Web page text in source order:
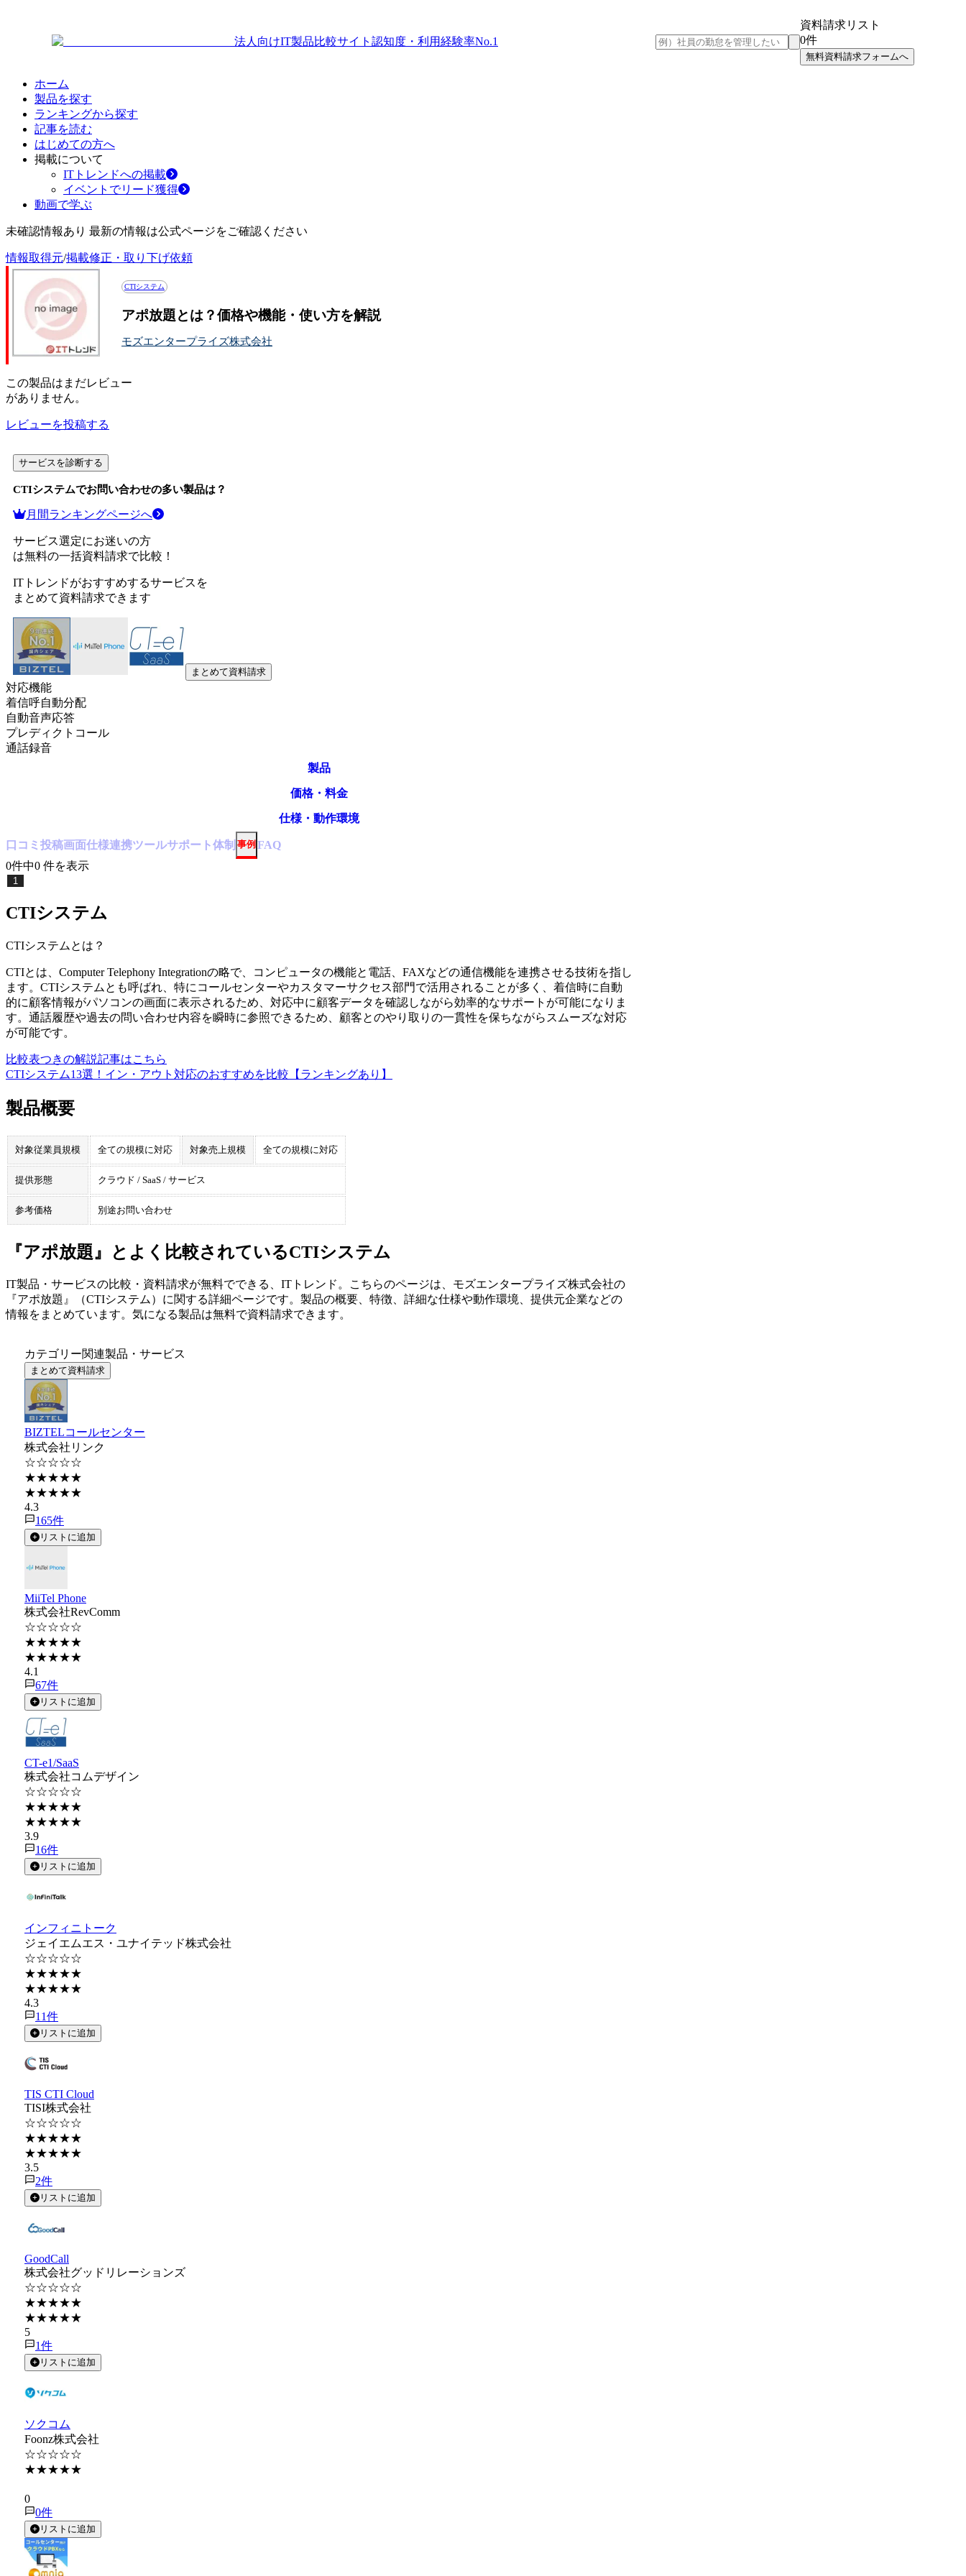
法人向けIT製品比較サイト 認知度・利用経験率No.1
資料請求リスト
0件
無料資料請求フォームへ
ホーム
製品を探す
ランキングから探す
記事を読む
はじめての方へ
掲載について
ITトレンドへの掲載
イベントでリード獲得
動画で学ぶ
未確認情報あり 最新の情報は公式ページをご確認ください
情報取得元/掲載修正・取り下げ依頼
CTIシステム
アポ放題とは？価格や機能・使い方を解説
モズエンタープライズ株式会社
この製品はまだレビュー
がありません。
レビューを投稿する
サービスを診断する
CTIシステムでお問い合わせの多い製品は？
月間ランキングページへ
サービス選定にお迷いの方
は無料の一括資料請求で比較！
ITトレンドがおすすめするサービスを
まとめて資料請求できます
まとめて資料請求
対応機能
着信呼自動分配
自動音声応答
プレディクトコール
通話録音
製品
価格・料金
仕様・動作環境
口コミ 投稿画面仕様連携ツールサポート体制 事例 FAQ
0件中0 件を表示
1
CTIシステム
CTIシステム とは？
CTIとは、Computer Telephony Integrationの略で、コンピュータの機能と電話、FAXなどの通信機能を連携させる技術を指し
ます。CTIシステムとも呼ばれ、特にコールセンターやカスタマーサクセス部門で活用されることが多く、着信時に自動
的に顧客情報がパソコンの画面に表示されるため、対応中に顧客データを確認しながら効率的なサポートが可能になりま
す。通話履歴や過去の問い合わせ内容を瞬時に参照できるため、顧客とのやり取りの一貫性を保ちながらスムーズな対応
が可能です。
比較表つきの解説記事はこちら
CTIシステム13選！イン・アウト対応のおすすめを比較【ランキングあり】
製品概要
対象従業員規模 全ての規模に対応 対象売上規模 全ての規模に対応
提供形態 クラウド / SaaS / サービス
参考価格 別途お問い合わせ
『アポ放題』とよく比較されているCTIシステム
IT製品・サービスの比較・資料請求が無料でできる、ITトレンド。こちらのページは、 モズエンタープライズ株式会社の
『アポ放題』（CTIシステム）に関する詳細ページです。製品の概要、特徴、詳細な仕様や動作環境、提供元企業などの
情報をまとめています。気になる製品は無料で資料請求できます。
カテゴリー関連製品・サービス
まとめて資料請求
BIZTELコールセンター
株式会社リンク
☆☆☆☆☆
★★★★★
★★★★★
4.3
165件
リストに追加
MiiTel Phone
株式会社RevComm
☆☆☆☆☆
★★★★★
★★★★★
4.1
67件
リストに追加
CT-e1/SaaS
株式会社コムデザイン
☆☆☆☆☆
★★★★★
★★★★★
3.9
16件
リストに追加
インフィニトーク
ジェイエムエス・ユナイテッド株式会社
☆☆☆☆☆
★★★★★
★★★★★
4.3
11件
リストに追加
TIS CTI Cloud
TISI株式会社
☆☆☆☆☆
★★★★★
★★★★★
3.5
2件
リストに追加
GoodCall
株式会社グッドリレーションズ
☆☆☆☆☆
★★★★★
★★★★★
5
1件
リストに追加
ソクコム
Foonz株式会社
☆☆☆☆☆
★★★★★
0
0件
リストに追加